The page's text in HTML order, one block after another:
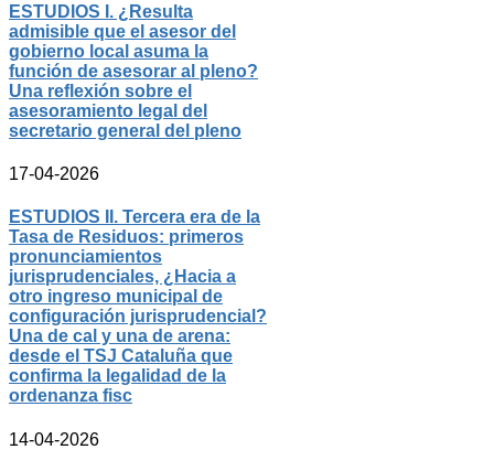
ESTUDIOS I. ¿Resulta
admisible que el asesor del
gobierno local asuma la
función de asesorar al pleno?
Una reflexión sobre el
asesoramiento legal del
secretario general del pleno
17-04-2026
ESTUDIOS II. Tercera era de la
Tasa de Residuos: primeros
pronunciamientos
jurisprudenciales, ¿Hacia a
otro ingreso municipal de
configuración jurisprudencial?
Una de cal y una de arena:
desde el TSJ Cataluña que
confirma la legalidad de la
ordenanza fisc
14-04-2026